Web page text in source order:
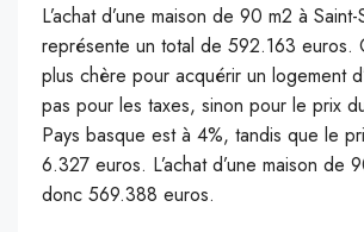
L’achat d’une maison de 90 m2 à
représente un total de 592.163 euros.
plus chère pour acquérir un logement
pas pour les taxes, sinon pour le prix
Pays basque est à 4%, tandis que le
6.327 euros. L’achat d’une maison de
donc 569.388 euros.